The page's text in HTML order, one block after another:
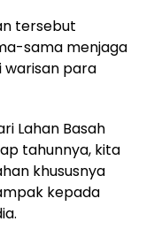
tersebut
sama menjaga
warisan para
Lahan Basah
tahunnya, kita
khususnya
kepada